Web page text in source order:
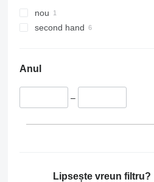
nou
second hand
Anul
–
Lipsește vreun filtru?